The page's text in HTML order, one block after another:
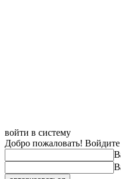
войти в систему
Добро пожаловать!